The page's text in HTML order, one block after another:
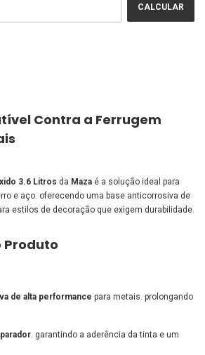
CALCULAR
Contra a Ferrugem
3.6 Litros da Maza é a solução ideal para
e aço. oferecendo uma base anticorrosiva de
estilos de decoração que exigem durabilidade.
Produto
de alta performance para metais. prolongando
. garantindo a aderência da tinta e um